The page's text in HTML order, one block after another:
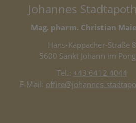
Johannes
Mag. pharm. Christian
Hans-Kappacher-Straße 8
5600 Sankt Johann im
Tel.: +43 6412 4044
E-Mail: office@johannes-